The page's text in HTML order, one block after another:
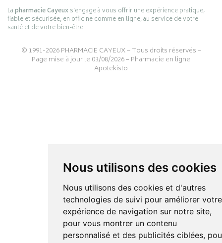
Nous utilisons des cookies
Nous utilisons des cookies et d'autres
technologies de suivi pour améliorer votre
expérience de navigation sur notre site,
pour vous montrer un contenu
personnalisé et des publicités ciblées,
Lapharmacie Cayeuxs’engage à vous offrir une expérience pratique,
fiable et sécurisée, en officine comme en ligne, au service de votre
santé et de votre bien-être.
© 1991-2026PHARMACIE CAYEUX– Tous droits réservés –
Page mise à jour le 03/08/2026 –Pharmacie en ligne
Apotekisto